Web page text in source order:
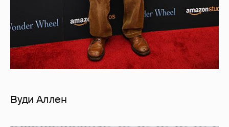
Вуди Аллен